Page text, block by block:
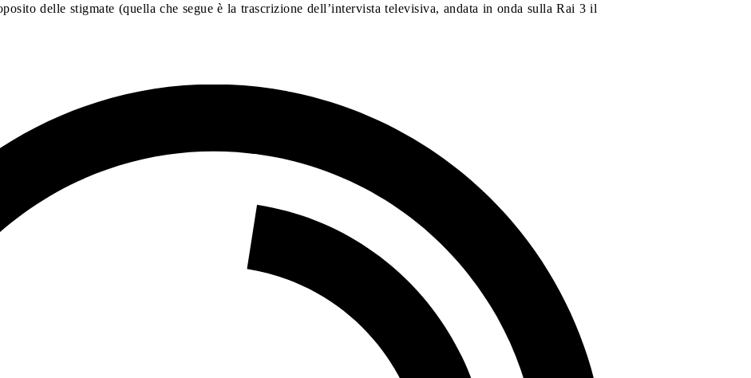
delle stigmate (quella che segue è la trascrizione dell’intervista televisiva, andata in onda sulla Rai 3 il